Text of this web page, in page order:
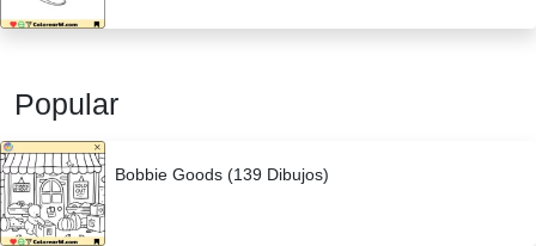
Popular
Bobbie Goods (139 Dibujos)